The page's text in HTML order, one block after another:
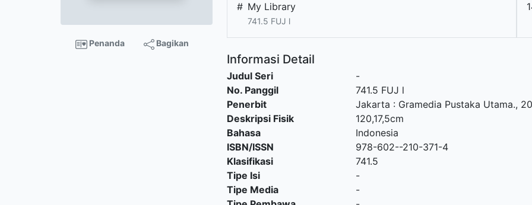
Penanda Bagikan
# My Library
741.5 FUJ l
Informasi Detail
Judul Seri
-
No. Panggil
741.5 FUJ l
Penerbit
Jakarta : Gramedia Pustaka Utama.,
Deskripsi Fisik
120,17,5cm
Bahasa
Indonesia
ISBN/ISSN
978-602--210-371-4
Klasifikasi
741.5
Tipe Isi
-
Tipe Media
-